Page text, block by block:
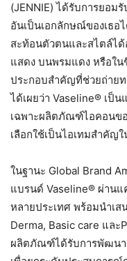
(JENNIE) ได้รับการยอม
อันเป็นเอกลักษณ์ของเธอ
สะท้อนตัวตนและสไตล์ได้
แสดง บนพรมแดง หรือใน
ประกอบสำคัญที่ช่วยถ่าย
ได้เผยว่า Vaseline® เป็
เฉพาะผลิตภัณฑ์ไอคอนข
เลือกใช้เป็นไอเทมสำคัญ
ในฐานะ Global Brand
แบรนด์ Vaseline® ผ่านแ
หลายประเทศ พร้อมนำเ
Derma, Basic care แล
ผลิตภัณฑ์ได้รับการพัฒนา